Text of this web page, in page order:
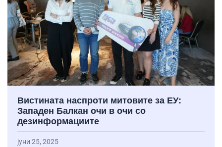
Вистината наспроти митовите за ЕУ:
Западен Балкан очи в очи со
дезинформациите
јуни 25, 2025